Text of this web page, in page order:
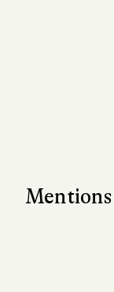
Mentions